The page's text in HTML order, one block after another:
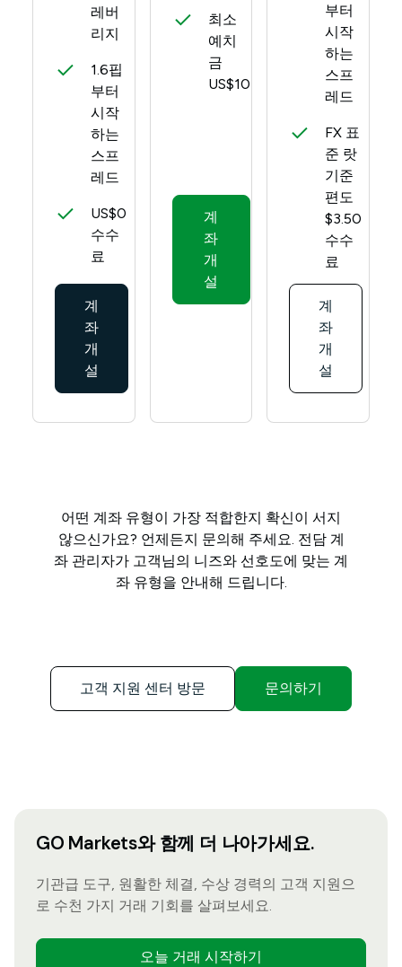
레버
리지
1.6핍
부터
시작
하는
스프
레드
US$0
수수
료
계
좌
개
설
최소
예치
금
US$10
계
좌
개
설
부터
시작
하는
스프
레드
FX 표
준 랏
기준
편도
$3.50
수수
료
계
좌
개
설
어떤 계좌 유형이 가장 적합한지 확신이 서지
않으신가요? 언제든지 문의해 주세요. 전담 계
좌 관리자가 고객님의 니즈와 선호도에 맞는 계
좌 유형을 안내해 드립니다.
고객 지원 센터 방문 문의하기
GO Markets와 함께 더 나아가세요.
기관급 도구, 원활한 체결, 수상 경력의 고객 지원으
로 수천 가지 거래 기회를 살펴보세요.
오늘 거래 시작하기